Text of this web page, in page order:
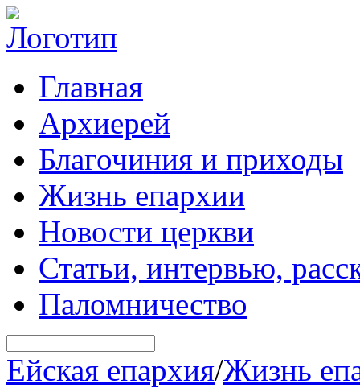
Главная
Архиерей
Благочиния и приходы
Жизнь епархии
Новости церкви
Статьи, интервью,
Паломничество
Ейская епархия/Жизнь